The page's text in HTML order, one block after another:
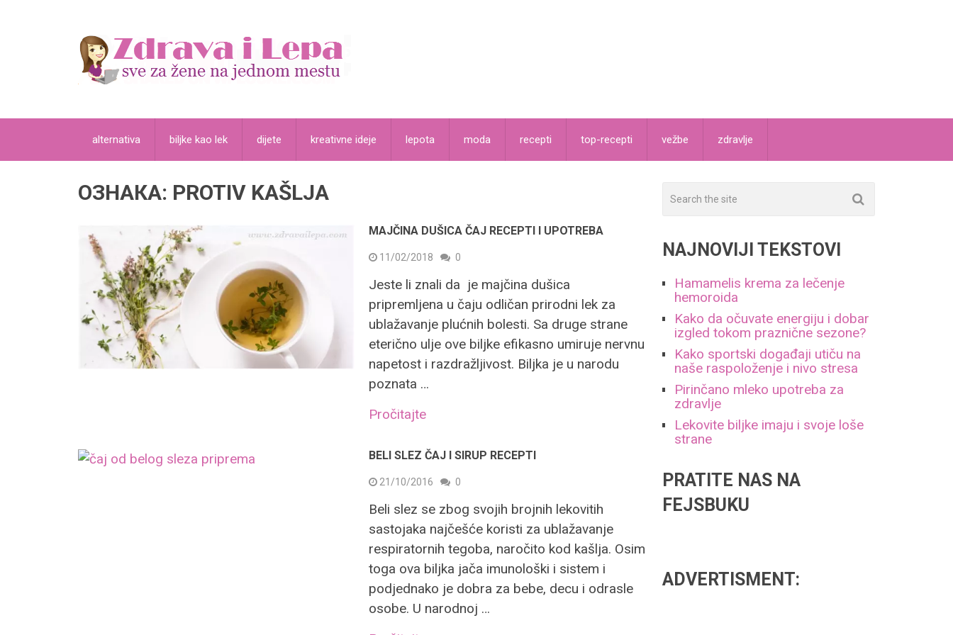
alternativa biljke kao lek dijete kreativne ideje lepota moda recepti top-recepti vežbe zdravlje
ОЗНАКА: PROTIV KAŠLJA
MAJČINA DUŠICA ČAJ RECEPTI I UPOTREBA
11/02/2018 0
Jeste li znali da je majčina dušica
pripremljena u čaju odličan prirodni lek za
ublažavanje plućnih bolesti. Sa druge strane
eterično ulje ove biljke efikasno umiruje nervnu
napetost i razdražljivost. Biljka je u narodu
poznata …
Pročitajte
BELI SLEZ ČAJ I SIRUP RECEPTI
21/10/2016 0
Beli slez se zbog svojih brojnih lekovitih
sastojaka najčešće koristi za ublažavanje
respiratornih tegoba, naročito kod kašlja. Osim
toga ova biljka jača imunološki i sistem i
podjednako je dobra za bebe, decu i odrasle
osobe. U narodnoj …
NAJNOVIJI TEKSTOVI
Hamamelis krema za lečenje
hemoroida
Kako da očuvate energiju i dobar
izgled tokom praznične sezone?
Kako sportski događaji utiču na
naše raspoloženje i nivo stresa
Pirinčano mleko upotreba za
zdravlje
Lekovite biljke imaju i svoje loše
strane
PRATITE NAS NA
FEJSBUKU
ADVERTISMENT: